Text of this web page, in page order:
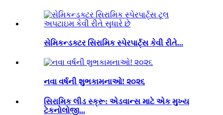
સેમિકન્ડક્ટર સિરામિક સ્પેરપાર્ટ્સ કેવી રીતે...
નવા વર્ષની શુભકામનાઓ! ૨૦૨૬
સિરામિક લીડ સ્ક્રૂ: એડવાન્સ માટે એક મુખ્ય
ટેકનોલોજી...